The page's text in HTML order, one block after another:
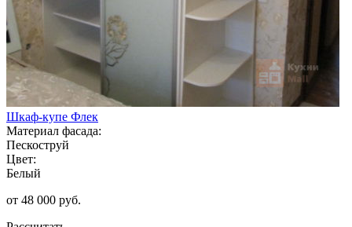
Шкаф-купе Флек
Материал фасада:
Пескоструй
Цвет:
Белый
от 48 000 руб.